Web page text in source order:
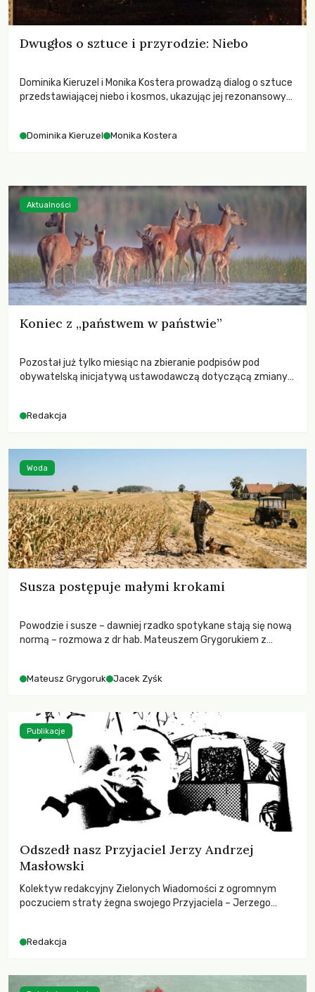
Dwugłos o sztuce i przyrodzie: Niebo
Dominika Kieruzel i Monika Kostera prowadzą dialog o sztuce
przedstawiającej niebo i kosmos, ukazując jej rezonansowy
Dominika Kieruzel Monika Kostera
Koniec z „państwem w państwie”
Pozostał już tylko miesiąc na zbieranie podpisów pod
obywatelską inicjatywą ustawodawczą dotyczącą zmiany
niezwykle korzystne rozwiązania dla przyrody i zwierząt,
funkcjonowania łowiectwa w Polsce.
Redakcja
Aktualności
Susza postępuje małymi krokami
Powodzie i susze – dawniej rzadko spotykane stają się nową
normą – rozmowa z dr hab. Mateuszem Grygorukiem z
Mateusz Grygoruk Jacek Zyśk
Woda
Odszedł nasz Przyjaciel Jerzy Andrzej
Masłowski
Kolektyw redakcyjny Zielonych Wiadomości z ogromnym
poczuciem straty żegna swojego Przyjaciela – Jerzego
Redakcja
Publikacje